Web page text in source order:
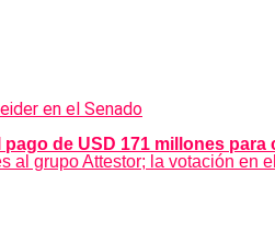
de USD 171 millones
grupo Attestor; la votación en